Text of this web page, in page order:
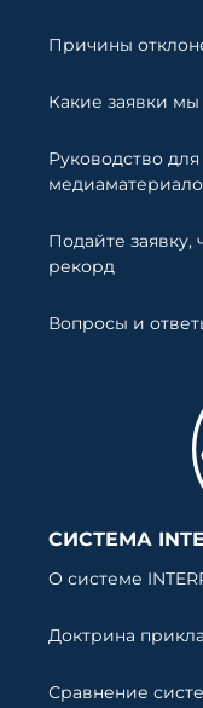
Причины
Какие заявки
Руководство
Подайте заявку,
рекорд
Вопросы и
СИСТЕМА
О системе
Доктрина
Сравнение